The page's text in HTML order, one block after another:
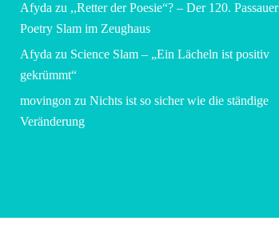
Afyda zu ,,Retter der Poesie“? – Der 120. Passauer
Poetry Slam im Zeughaus
Afyda zu Science Slam – „Ein Lächeln ist positiv
gekrümmt“
movingon zu Nichts ist so sicher wie die ständige
Veränderung